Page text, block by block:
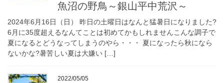
魚沼の野鳥～銀山平中荒沢～
2024年6月16日（日） 昨日の土曜日はなんと猛暑日になりました?
6月に35度超えるなんてことは初めてかもしれませんこんな調子で
夏になるとどうなってしまうのやら・・・ 夏になったら秋になら
ないかな?暑苦しい夏は大嫌い […]
2022/05/05